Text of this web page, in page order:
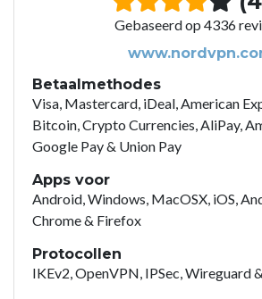
Gebaseerd op 4336
Betaalmethodes
Visa, Mastercard, iDeal, American
Bitcoin, Crypto Currencies, AliPay,
Google Pay & Union Pay
Apps voor
Android, Windows, MacOSX, iOS,
Chrome & Firefox
Protocollen
IKEv2, OpenVPN, IPSec, Wireguard